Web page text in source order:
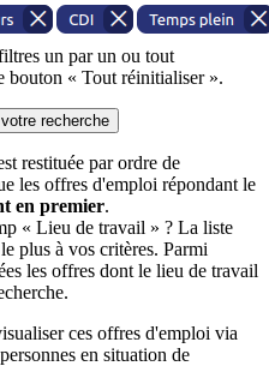
un par un ou tout
bouton « Tout réinitialiser ».
recherche
restituée par ordre de
les offres d'emploi répondant le
en premier.
« Lieu de travail » ? La liste
plus à vos critères. Parmi
les offres dont le lieu de travail
ces offres d'emploi via
en situation de